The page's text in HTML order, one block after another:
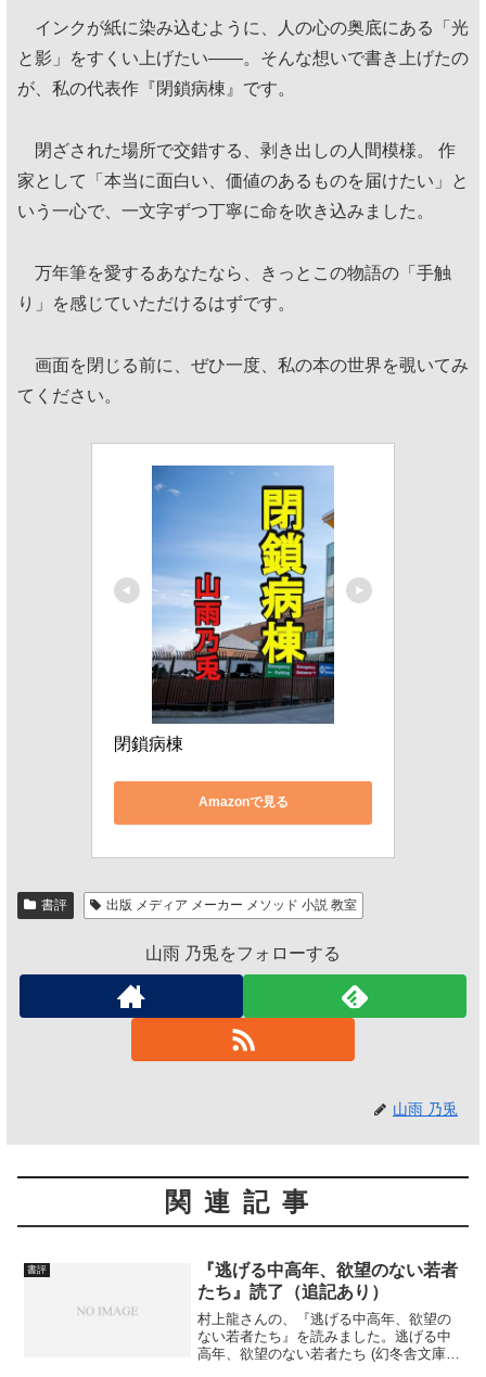
インクが紙に染み込むように、人の心の奥底にある「光
と影」をすくい上げたい——。そんな想いで書き上げたの
が、私の代表作『閉鎖病棟』です。
閉ざされた場所で交錯する、剥き出しの人間模様。 作
家として「本当に面白い、価値のあるものを届けたい」と
いう一心で、一文字ずつ丁寧に命を吹き込みました。
万年筆を愛するあなたなら、きっとこの物語の「手触
り」を感じていただけるはずです。
画面を閉じる前に、ぜひ一度、私の本の世界を覗いてみ
てください。
閉鎖病棟
Amazonで見る
書評 出版 メディア メーカー メソッド 小説 教室
山雨 乃兎をフォローする
山雨 乃兎
関連記事
書評
『逃げる中高年、欲望のない若者
たち』読了（追記あり）
村上龍さんの、『逃げる中高年、欲望の
ない若者たち』を読みました。逃げる中
高年、欲望のない若者たち (幻冬舎文庫)